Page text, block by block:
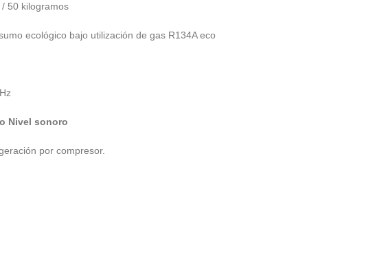
bajo utilización de gas R134A eco
Nivel sonoro
por compresor.